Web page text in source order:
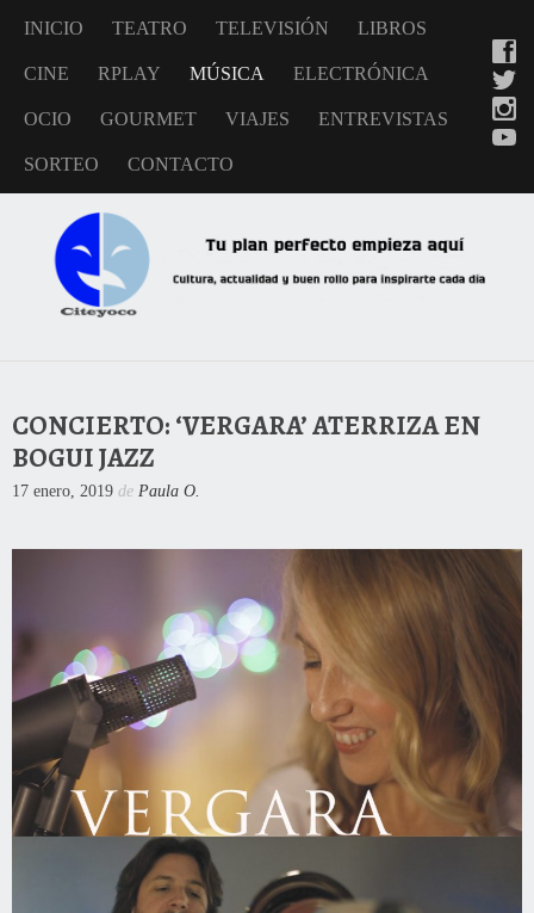
INICIO TEATRO TELEVISIÓN LIBROS
CINE RPLAY MÚSICA ELECTRÓNICA
OCIO GOURMET VIAJES ENTREVISTAS
SORTEO CONTACTO
CONCIERTO: ‘VERGARA’ ATERRIZA EN
BOGUI JAZZ
17 enero, 2019 de Paula O.